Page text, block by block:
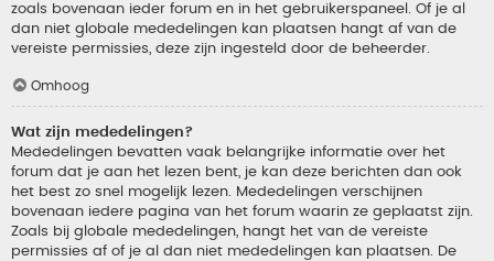
zoals bovenaan ieder forum en in het gebruikerspaneel. Of je al
dan niet globale mededelingen kan plaatsen hangt af van de
vereiste permissies, deze zijn ingesteld door de beheerder.
Omhoog
Wat zijn mededelingen?
Mededelingen bevatten vaak belangrijke informatie over het
forum dat je aan het lezen bent, je kan deze berichten dan ook
het best zo snel mogelijk lezen. Mededelingen verschijnen
bovenaan iedere pagina van het forum waarin ze geplaatst zijn.
Zoals bij globale mededelingen, hangt het van de vereiste
permissies af of je al dan niet mededelingen kan plaatsen. De